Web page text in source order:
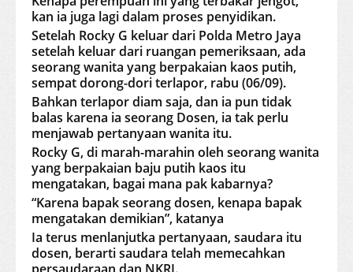
kan ia juga lagi dalam proses penyidikan.
Setelah Rocky G keluar dari Polda Metro Jaya
setelah keluar dari ruangan pemeriksaan, ada
seorang wanita yang berpakaian kaos putih,
sempat dorong-dori terlapor, rabu (06/09).
Bahkan terlapor diam saja, dan ia pun tidak
balas karena ia seorang Dosen, ia tak perlu
menjawab pertanyaan wanita itu.
Rocky G, di marah-marahin oleh seorang wanita
yang berpakaian baju putih kaos itu
mengatakan, bagai mana pak kabarnya?
“Karena bapak seorang dosen, kenapa bapak
mengatakan demikian”, katanya
Ia terus menlanjutka pertanyaan, saudara itu
dosen, berarti saudara telah memecahkan